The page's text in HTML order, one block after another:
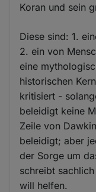
Koran und sein
Diese sind: 1.
2. ein von
eine
historischen
kritisiert -
beleidigt keine
Zeile von
beleidigt; aber
der Sorge um
schreibt
will helfen.